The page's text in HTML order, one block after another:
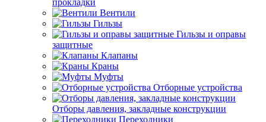
прокладки
Вентили
Гильзы
Гильзы и оправы
защитные
Клапаны
Краны
Муфты
Отборные устройства
Отборы давления, закладные конструкции
Переходники